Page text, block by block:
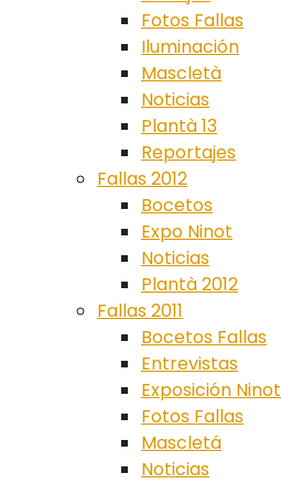
Fotos Fallas
Iluminación
Mascletà
Noticias
Plantà 13
Reportajes
Fallas 2012
Bocetos
Expo Ninot
Noticias
Plantà 2012
Fallas 2011
Bocetos Fallas
Entrevistas
Exposición Ninot
Fotos Fallas
Mascletá
Noticias